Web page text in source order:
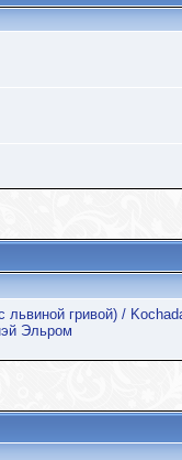
львиной гривой) /
Эльром